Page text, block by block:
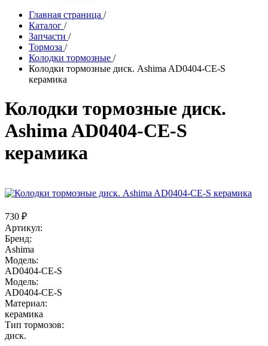
Главная страница /
Каталог /
Запчасти /
Тормоза /
Колодки тормозные /
Колодки тормозные диск. Ashima AD0404-CE-S
керамика
Колодки тормозные диск.
Ashima AD0404-CE-S
керамика
730 ₽
Артикул:
Бренд:
Ashima
Модель:
AD0404-CE-S
Модель:
AD0404-CE-S
Материал:
керамика
Тип тормозов:
диск.